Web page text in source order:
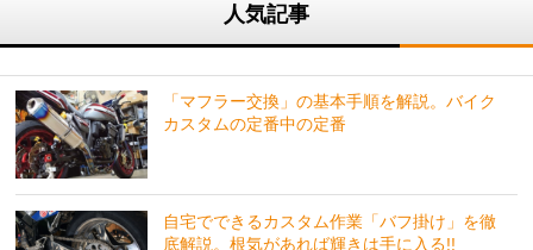
人気記事
「マフラー交換」の基本手順を解説。バイク
カスタムの定番中の定番
自宅でできるカスタム作業「バフ掛け」を徹
底解説。根気があれば輝きは手に入る!!